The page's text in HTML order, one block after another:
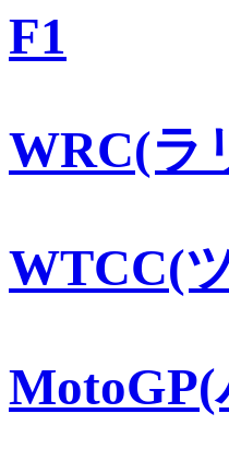
F1
WRC(ラ
WTCC(